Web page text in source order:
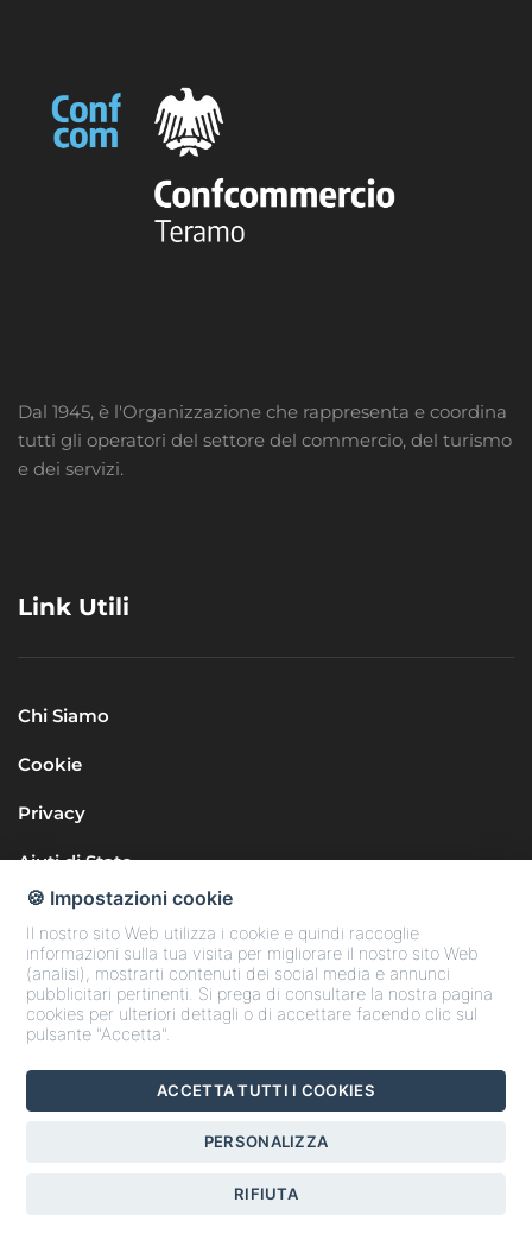
Dal 1945, è l'Organizzazione che rappresenta e coordina
tutti gli operatori del settore del commercio, del turismo
e dei servizi.
Link Utili
Chi Siamo
Cookie
Privacy
Aiuti di Stato
Seguici sui Social
Copyright © 2025 Confcommercio Teramo
🍪 Impostazioni cookie
Il nostro sito Web utilizza i cookie e quindi raccoglie
informazioni sulla tua visita per migliorare il nostro sito Web
(analisi), mostrarti contenuti dei social media e annunci
pubblicitari pertinenti. Si prega di consultare la nostra pagina
cookies per ulteriori dettagli o di accettare facendo clic sul
pulsante "Accetta".
ACCETTA TUTTI I COOKIES
PERSONALIZZA
RIFIUTA